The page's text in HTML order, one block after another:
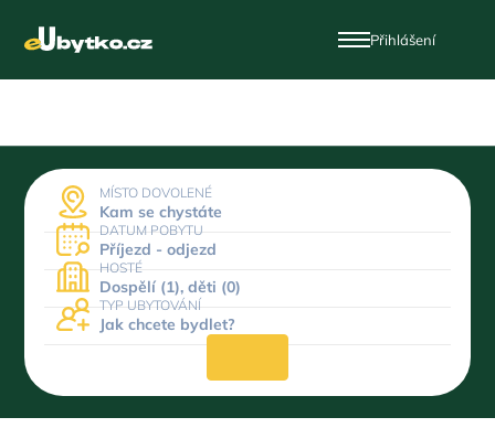
Přihlášení
MÍSTO DOVOLENÉ
Kam se chystáte
DATUM POBYTU
Příjezd - odjezd
HOSTÉ
Dospělí (1), děti (0)
TYP UBYTOVÁNÍ
Jak chcete bydlet?